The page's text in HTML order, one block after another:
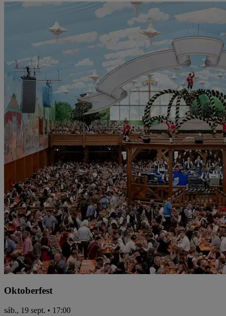
Oktoberfest
sáb., 19 sept. • 17:00